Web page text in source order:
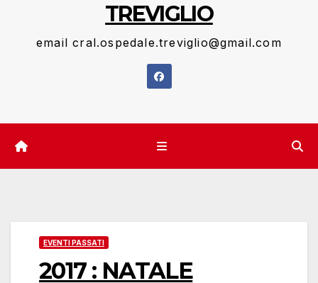
TREVIGLIO
email cral.ospedale.treviglio@gmail.com
EVENTI PASSATI
2017 : NATALE